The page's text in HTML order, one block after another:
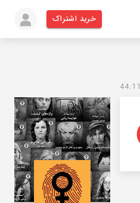
خرید اشتراک
44:11